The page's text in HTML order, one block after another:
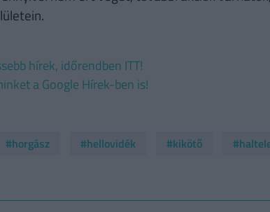
hírek, időrendben ITT!
a Google Hírek-ben is!
#horgász #hellovidék #kikötő